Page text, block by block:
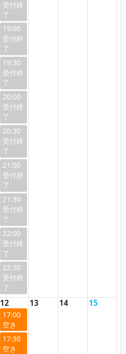
19:00
19:30
20:00
20:30
21:00
21:30
22:00
22:30
12
17:00
17:30
13 14 15